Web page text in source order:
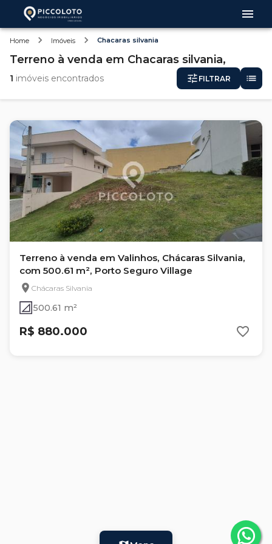
Home Imóveis Chacaras silvania
Terreno à venda em Chacaras silvania,
1 imóveis encontrados FILTRAR
Terreno à venda em Valinhos, Chácaras Silvania,
com 500.61 m², Porto Seguro Village
Chácaras Silvania
500.61 m²
R$ 880.000